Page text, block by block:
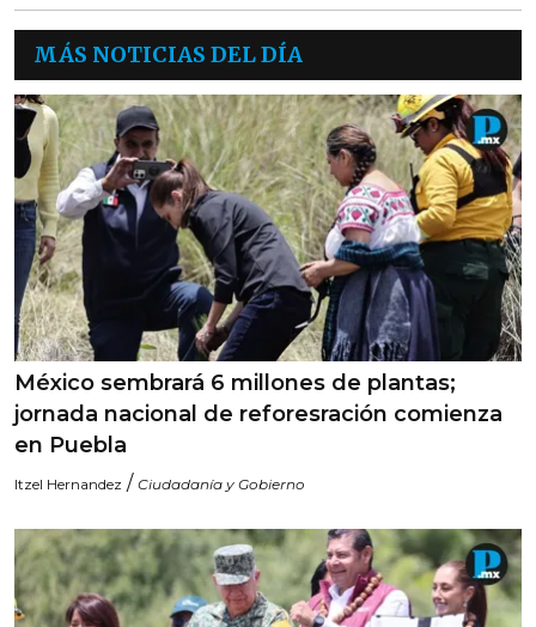
MÁS NOTICIAS DEL DÍA
México sembrará 6 millones de plantas;
jornada nacional de reforesración comienza
en Puebla
Itzel Hernandez / Ciudadanía y Gobierno